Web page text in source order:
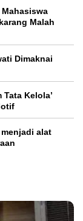
Mahasiswa
Malah
Dimaknai
Kelola’
alat